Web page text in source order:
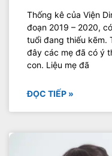
Thống kê của Viện
đoạn 2019 – 2020,
tuổi đang thiếu kẽm.
đây các mẹ đã có ý
con. Liệu mẹ đã
ĐỌC TIẾP »